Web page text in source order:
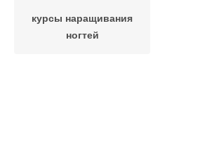
курсы наращивания
ногтей